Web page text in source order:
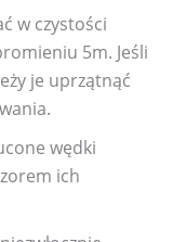
w czystości
5m. Jeśli
je uprzątnąć
wędki
ich